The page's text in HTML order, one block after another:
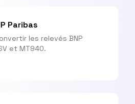
Paribas
les relevés BNP
et MT940.